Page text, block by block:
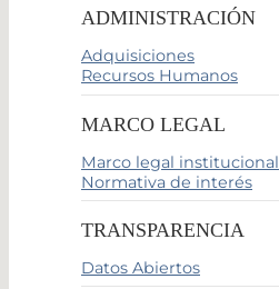
ADMINISTRACIÓN
Adquisiciones
Recursos Humanos
MARCO LEGAL
Marco legal institucional
Normativa de interés
TRANSPARENCIA
Datos Abiertos